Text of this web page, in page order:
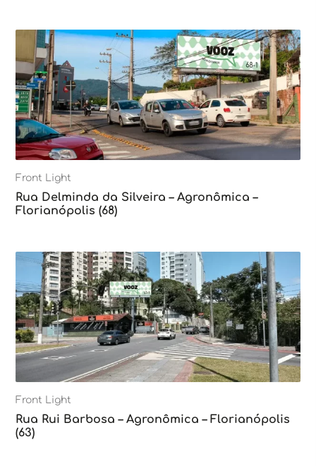
Front Light
Rua Delminda da Silveira – Agronômica –
Florianópolis (68)
Front Light
Rua Rui Barbosa – Agronômica – Florianópolis
(63)